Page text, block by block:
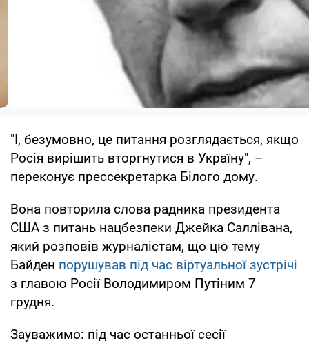
"І, безумовно, це питання розглядається, якщо
Росія вирішить вторгнутися в Україну", –
переконує прессекретарка Білого дому.
Вона повторила слова радника президента
США з питань нацбезпеки Джейка Саллівана,
який розповів журналістам, що цю тему
Байден порушував під час віртуальної зустрічі
з главою Росії Володимиром Путіним 7
грудня.
Зауважимо: під час останньої сесії